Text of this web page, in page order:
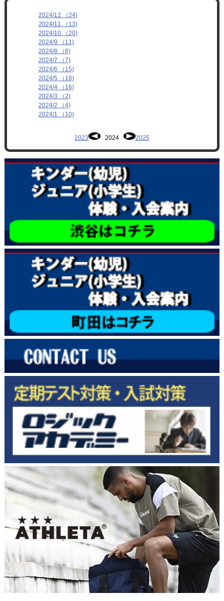
2024/12 （24)
2024/11 （13)
2024/10 （20)
2024/9 （11)
2024/8 （6)
2024/7 （7)
2024/6 （15)
2024/5 （18)
2024/4 （16)
2024/3 （2)
2024/2 （4)
2024/1 （10)
2023 2024 2025